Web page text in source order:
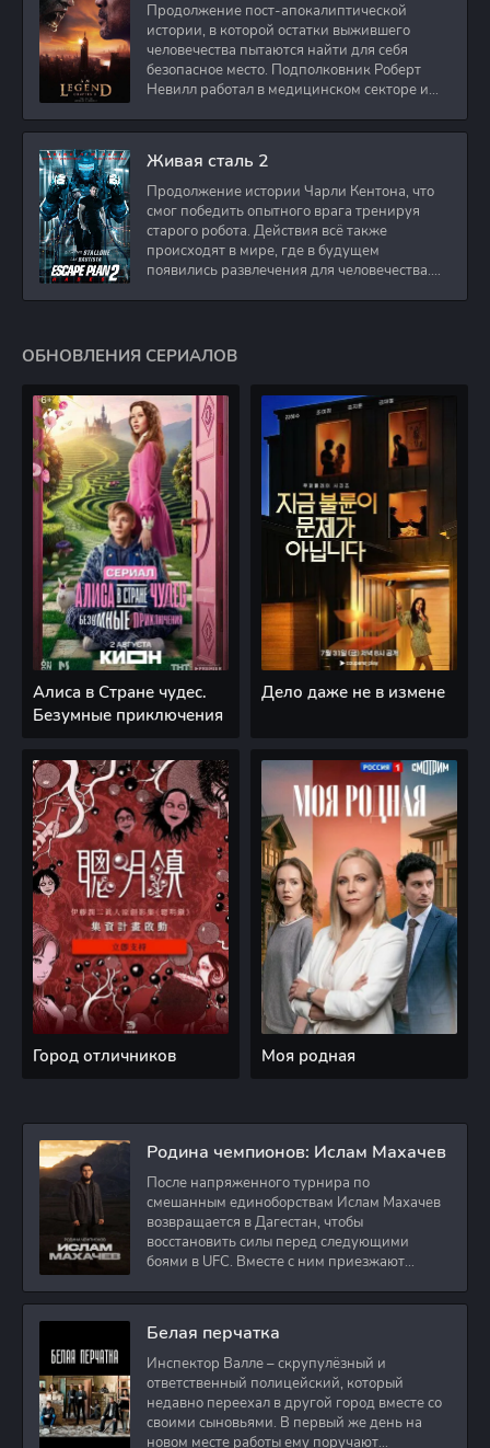
Продолжение пост-апокалиптической
истории, в которой остатки выжившего
человечества пытаются найти для себя
безопасное место. Подполковник Роберт
Невилл работал в медицинском секторе и
Живая сталь 2
Продолжение истории Чарли Кентона, что
смог победить опытного врага тренируя
старого робота. Действия всё также
происходят в мире, где в будущем
появились развлечения для человечества.
ОБНОВЛЕНИЯ СЕРИАЛОВ
Алиса в Стране чудес.
Безумные приключения
Дело даже не в измене
Город отличников Моя родная
Родина чемпионов: Ислам Махачев
После напряженного турнира по
смешанным единоборствам Ислам Махачев
возвращается в Дагестан, чтобы
восстановить силы перед следующими
боями в UFC. Вместе с ним приезжают
Белая перчатка
Инспектор Валле – скрупулёзный и
ответственный полицейский, который
недавно переехал в другой город вместе со
своими сыновьями. В первый же день на
новом месте работы ему поручают